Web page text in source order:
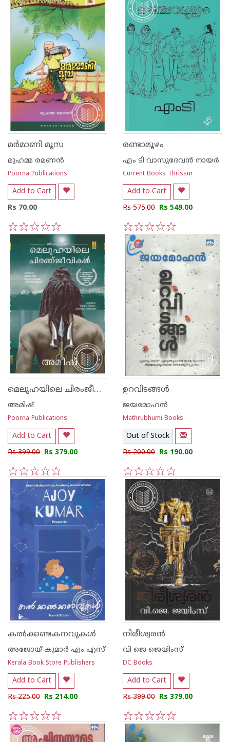
മര്‍മാണി മൂസ
മുഹമ്മ രമണ‌ന്‍
Poorna Publications
Add to Cart
Rs 70.00
5
4
3
2
1
രണ്ടാമൂഴം
എം ടി വാസുദേവന്‍ നായര്‍
Current Books Thrissur
Add to Cart
Rs 575.00 Rs 549.00
5
4
3
2
1
മെലൂഹയിലെ ചിരംജീവികള്‍
അമിഷ്
Poorna Publications
Add to Cart
Rs 399.00 Rs 379.00
5
4
3
2
1
ഉറവിടങ്ങള്‍
ജയമോഹന്‍
Mathrubhumi Books
Out of Stock
Rs 200.00 Rs 190.00
5
4
3
2
1
കല്‍ക്കണ്ടകനവുകള്‍
അജോയ് കുമാര്‍ എം എസ്
Kerala Book Store Publishers
Add to Cart
Rs 225.00 Rs 214.00
5
4
3
2
1
നിരീശ്വര‌ന്‍
വി ജെ ജെയിംസ്‌
DC Books
Add to Cart
Rs 399.00 Rs 379.00
5
4
3
2
1